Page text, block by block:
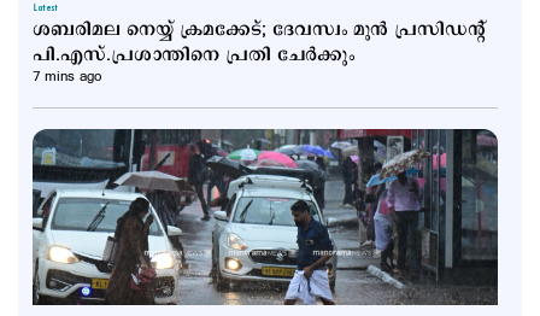
Latest
ശബരിമല നെയ്യ് ക്രമക്കേട്; ദേവസ്വം മുന്‍ പ്രസിഡന്‍റ്
പി.എസ്.പ്രശാന്തിനെ പ്രതി ചേര്‍ക്കും
7 mins ago